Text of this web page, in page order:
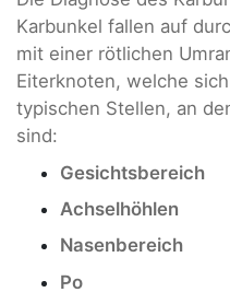
Karbunkel fallen auf
mit einer rötlichen
Eiterknoten, welche
typischen Stellen, an
sind:
Gesichtsbereich
Achselhöhlen
Nasenbereich
Po